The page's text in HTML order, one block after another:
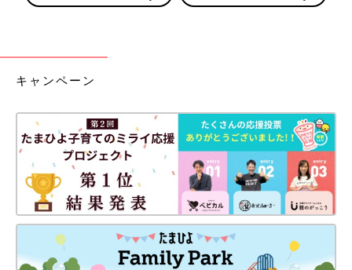
キャンペーン